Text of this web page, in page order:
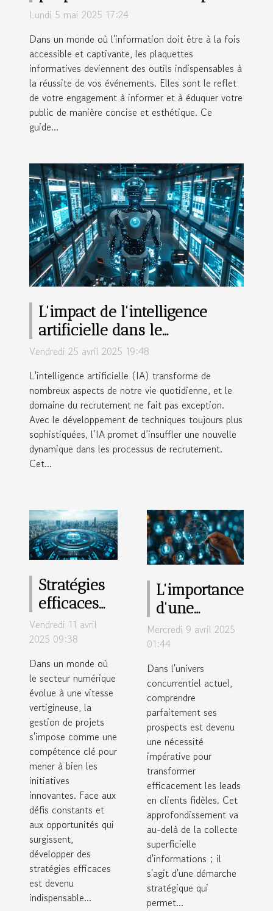
vos événements
Lundi 5 mai 2025 17:24
Dans un monde où l'information doit être à la fois
accessible et captivante, les plaquettes
informatives deviennent des outils indispensables à
la réussite de vos événements. Elles sont le reflet
de votre engagement à informer et à éduquer votre
public de manière concise et esthétique. Ce
guide...
L'impact de l'intelligence
artificielle dans le
recrutement prédictif
Vendredi 25 avril 2025 19:48
L'intelligence artificielle (IA) transforme de
nombreux aspects de notre vie quotidienne, et le
domaine du recrutement ne fait pas exception.
Avec le développement de techniques toujours plus
sophistiquées, l’IA promet d’insuffler une nouvelle
dynamique dans les processus de recrutement.
Cet...
Stratégies
efficaces
pour la
gestion de
projets
dans le
secteur
numérique
Vendredi 11 avril
2025 09:38
Dans un monde où
le secteur numérique
évolue à une vitesse
vertigineuse, la
gestion de projets
s'impose comme une
compétence clé pour
mener à bien les
initiatives
innovantes. Face aux
défis constants et
aux opportunités qui
surgissent,
développer des
stratégies efficaces
est devenu
indispensable...
L'importance
d'une
analyse
approfondie
des
prospects
dans la
conversion
des leads
Mercredi 9 avril 2025
01:44
Dans l'univers
concurrentiel actuel,
comprendre
parfaitement ses
prospects est devenu
une nécessité
impérative pour
transformer
efficacement les leads
en clients fidèles. Cet
approfondissement va
au-delà de la collecte
superficielle
d'informations ; il
s'agit d'une démarche
stratégique qui
permet...